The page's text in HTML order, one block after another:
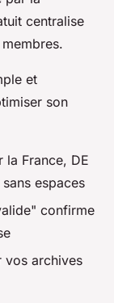
centralise
et
son
la France, DE
espaces
confirme
vos archives